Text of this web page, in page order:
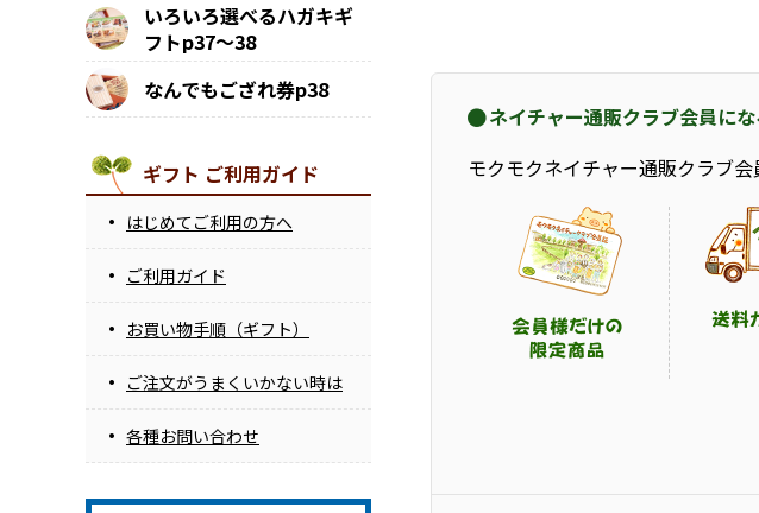
いろいろ選べるハガキギ
フトp37～38
なんでもござれ券p38
ギフト ご利用ガイド
はじめてご利用の方へ
ご利用ガイド
お買い物手順（ギフト）
ご注文がうまくいかない時は
各種お問い合わせ
ネイチャー通販クラブ会員にな
モクモクネイチャー通販クラブ